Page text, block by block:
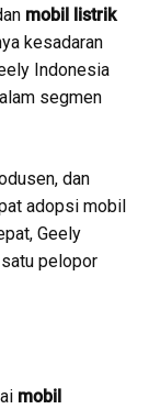
mobil listrik
kesadaran
Indonesia
segmen
dan
adopsi mobil
Geely
pelopor
mobil